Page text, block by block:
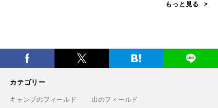
もっと見る
カテゴリー
キャンプのフィールド
山のフィールド